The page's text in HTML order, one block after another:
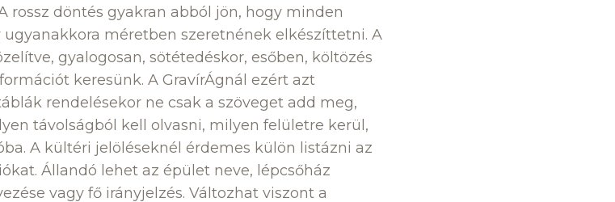
rossz döntés gyakran abból jön, hogy minden
méretben szeretnének elkészíttetni. A
gyalogosan, sötétedéskor, esőben, költözés
keresünk. A GravírÁgnál ezért azt
rendelésekor ne csak a szöveget add meg,
távolságból kell olvasni, milyen felületre kerül,
A kültéri jelöléseknél érdemes külön listázni az
Állandó lehet az épület neve, lépcsőház
vagy fő irányjelzés. Változhat viszont a